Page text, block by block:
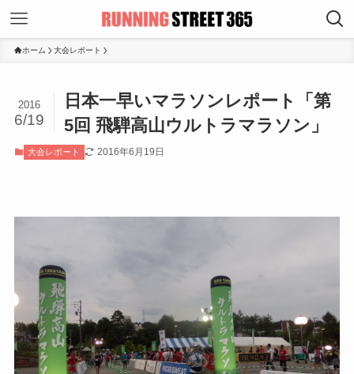
ホーム 大会レポート
日本一早いマラソンレポート「第
5回 飛騨高山ウルトラマラソン」
2016
6/19
大会レポート 2016年6月19日